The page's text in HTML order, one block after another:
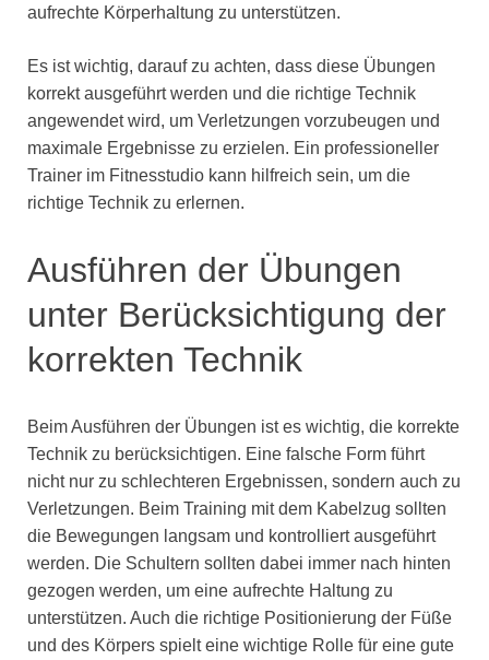
aufrechte Körperhaltung zu unterstützen.
Es ist wichtig, darauf zu achten, dass diese Übungen
korrekt ausgeführt werden und die richtige Technik
angewendet wird, um Verletzungen vorzubeugen und
maximale Ergebnisse zu erzielen. Ein professioneller
Trainer im Fitnesstudio kann hilfreich sein, um die
richtige Technik zu erlernen.
Ausführen der Übungen
unter Berücksichtigung der
korrekten Technik
Beim Ausführen der Übungen ist es wichtig, die korrekte
Technik zu berücksichtigen. Eine falsche Form führt
nicht nur zu schlechteren Ergebnissen, sondern auch zu
Verletzungen. Beim Training mit dem Kabelzug sollten
die Bewegungen langsam und kontrolliert ausgeführt
werden. Die Schultern sollten dabei immer nach hinten
gezogen werden, um eine aufrechte Haltung zu
unterstützen. Auch die richtige Positionierung der Füße
und des Körpers spielt eine wichtige Rolle für eine gute